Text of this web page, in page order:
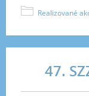
Realizované
47.